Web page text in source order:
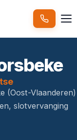
(Oost-Vlaanderen)
slotvervanging